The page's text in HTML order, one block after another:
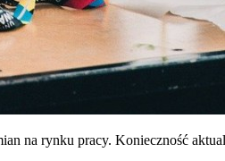
na rynku pracy. Konieczność